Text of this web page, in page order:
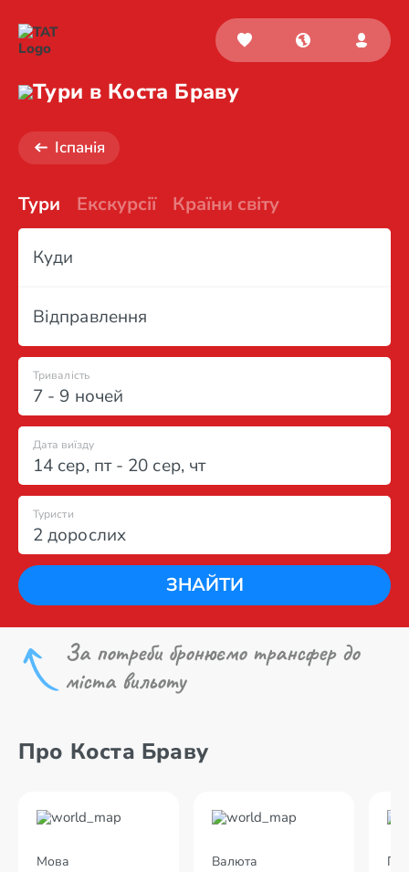
Тури в Коста Браву
Іспанія
Тури Екскурсії Країни світу
Куди
Відправлення
7 - 9 ночей
Тривалість
Дата виїзду
14 сер, пт- 20 сер, чт
2 дорослих
Туристи
ЗНАЙТИ
За потреби бронюємо трансфер до
міста вильоту
Про Коста Браву
Мова Валюта